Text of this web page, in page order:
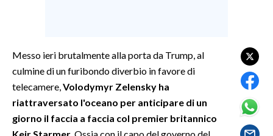
GOSSIP
SALUTE
Messo ieri brutalmente alla porta da Trump, al
culmine di un furibondo diverbio in favore di
telecamere, Volodymyr Zelensky ha
riattraversato l'oceano per anticipare di un
giorno il faccia a faccia col premier britannico